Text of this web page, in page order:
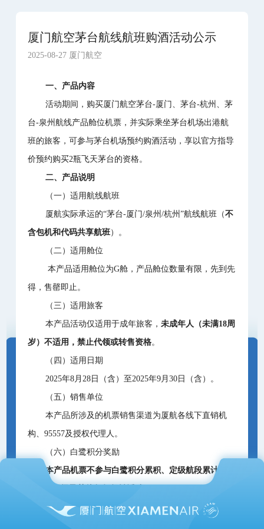
厦门航空茅台航线航班购酒活动公示
2025-08-27 厦门航空
一、产品内容
活动期间，购买厦门航空茅台-厦门、茅台-杭州、茅
台-泉州航线产品舱位机票，并实际乘坐茅台机场出港航
班的旅客，可参与茅台机场预约购酒活动，享以官方指导
价预约购买2瓶飞天茅台的资格。
二、产品说明
（一）适用航线航班
厦航实际承运的“茅台-厦门/泉州/杭州”航线航班（不
含包机和代码共享航班）。
（二）适用舱位
本产品适用舱位为G舱，产品舱位数量有限，先到先
得，售罄即止。
（三）适用旅客
本产品活动仅适用于成年旅客， 未成年人（未满18周
岁）不适用，禁止代领或转售资格。
（四）适用日期
2025年8月28日（含）至2025年9月30日（含）。
（五）销售单位
本产品所涉及的机票销售渠道为厦航各线下直销机
构、95557及授权代理人。
（六）白鹭积分奖励
本产品机票不参与白鹭积分累积、定级航段累计、会
（七）产品退改签规定
1.本产品所涉及的机票不得自愿签转外航，非自愿情